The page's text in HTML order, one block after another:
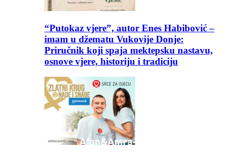
“Putokaz vjere”, autor Enes Habibović –
imam u džematu Vukovije Donje:
Priručnik koji spaja mektepsku nastavu,
osnove vjere, historiju i tradiciju